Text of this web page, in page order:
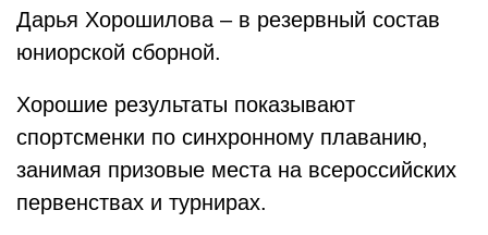
Дарья Хорошилова – в резервный состав
юниорской сборной.
Хорошие результаты показывают
спортсменки по синхронному плаванию,
занимая призовые места на всероссийских
первенствах и турнирах.